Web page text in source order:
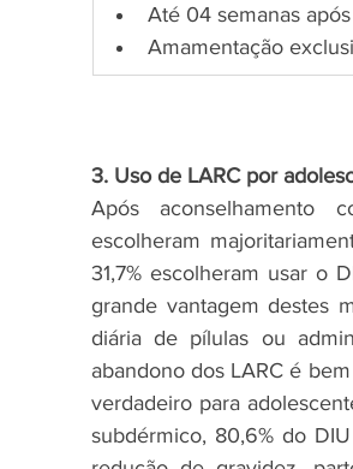
Até 04 semanas
Amamentação
3. Uso de LARC por
Após aconselhamento
escolheram
31,7% escolheram usar o
grande vantagem destes
diária de pílulas ou
abandono dos LARC é
verdadeiro para
subdérmico, 80,6% do